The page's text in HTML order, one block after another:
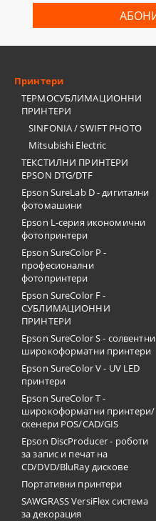
Принтери
ТЕРМОСУБЛИМАЦИОННИ
ПРИНТЕРИ
SINFONIA / SWIFT PHOTO
Mitsubishi Electric
ТЕКСТИЛНИ ПРИНТЕРИ
EPSON DTG/DTF
Epson SureLab D - дигитални
фотомашини
Epson L-серия икономични
фотопринтери
Epson SureColor P -
професионални
фотопринтери
Epson SureColor F -
СУБЛИМАЦИОННИ
ПРИНТЕРИ
Epson SureColor S - солвентни
широкоформатни принтери
Epson SureColor V - UV LED
принтери
Epson SureColor T -
широкоформатни принтери/
скенери POS/CAD/GIS
Epson DiscProducer - роботи
за запис и печат на
CD/DVD/BluRay дискове
Портативни принтери
SAWGRASS VersiFlex система
за декорация